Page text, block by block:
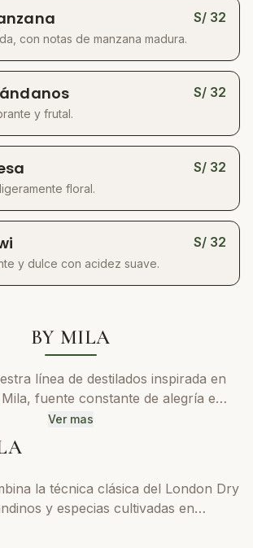
en una pequeña obra de arte.
fruta 100% real en pequeños lotes,
con un toque de dulzor natural.
suavemente al finalizar la
logrando una espuma viva y
comprometer su carácter artesanal.
S/ 32
con notas de manzana madura.
S/ 32
y frutal.
S/ 32
floral.
S/ 32
y dulce con acidez suave.
BY MILA
línea de destilados inspirada en
fuente constante de alegría e
botella refleja pureza, carácter y un
absoluto con la calidad.
Ver mas
la técnica clásica del London Dry
y especias cultivadas en
invernaderos. Esto nos permite